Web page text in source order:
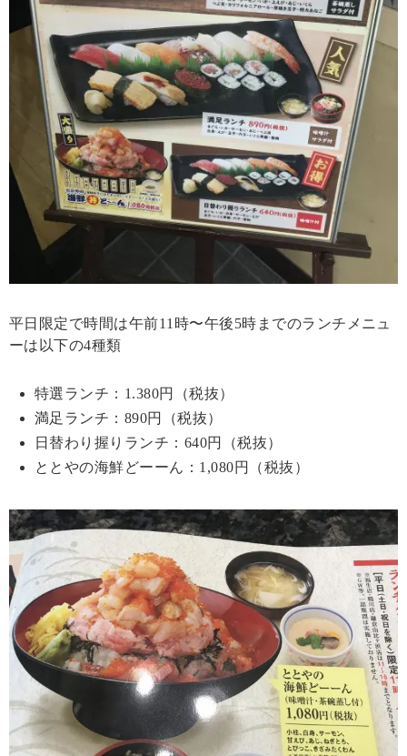
平日限定で時間は午前11時〜午後5時までのランチメニュ
ーは以下の4種類
特選ランチ：1.380円（税抜）
満足ランチ：890円（税抜）
日替わり握りランチ：640円（税抜）
ととやの海鮮どーーん：1,080円（税抜）